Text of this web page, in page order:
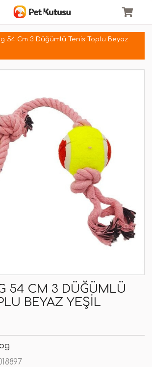
54 Cm 3 Düğümlü Tenis Toplu Beyaz
54 CM 3 DÜĞÜMLÜ
BEYAZ YEŞIL